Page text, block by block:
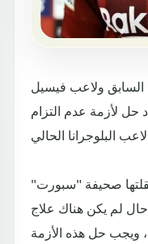
السابق ولاعب فيسيل
حل لأزمة عدم التزام
صحيفة "سبورت"
حال لم يكن هناك علاج